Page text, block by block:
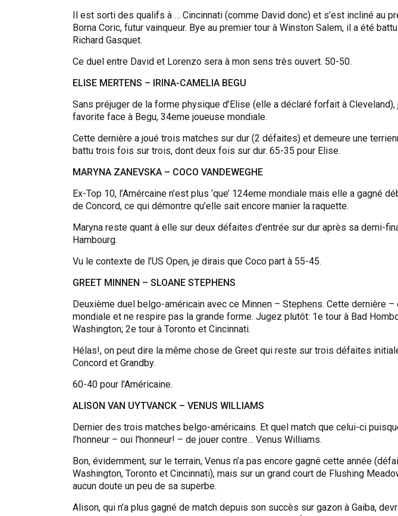
Il est sorti des qualifs à … Cincinnati (comme David donc) et s’est incliné au
Borna Coric, futur vainqueur. Bye au premier tour à Winston Salem, il a été
Richard Gasquet.
Ce duel entre David et Lorenzo sera à mon sens très ouvert. 50-50.
ELISE MERTENS – IRINA-CAMELIA BEGU
Sans préjuger de la forme physique d’Elise (elle a déclaré forfait à Cleveland),
favorite face à Begu, 34eme joueuse mondiale.
Cette dernière a joué trois matches sur dur (2 défaites) et demeure une
battu trois fois sur trois, dont deux fois sur dur. 65-35 pour Elise.
MARYNA ZANEVSKA – COCO VANDEWEGHE
Ex-Top 10, l’Amércaine n’est plus ‘que’ 124eme mondiale mais elle a gagné
de Concord, ce qui démontre qu’elle sait encore manier la raquette.
Maryna reste quant à elle sur deux défaites d’entrée sur dur après sa demi-
Hambourg.
Vu le contexte de l’US Open, je dirais que Coco part à 55-45.
GREET MINNEN – SLOANE STEPHENS
Deuxième duel belgo-américain avec ce Minnen – Stephens. Cette dernière
mondiale et ne respire pas la grande forme. Jugez plutôt: 1e tour à Bad
Washington; 2e tour à Toronto et Cincinnati.
Hélas!, on peut dire la même chose de Greet qui reste sur trois défaites
Concord et Grandby.
60-40 pour l’Américaine.
ALISON VAN UYTVANCK – VENUS WILLIAMS
Dernier des trois matches belgo-américains. Et quel match que celui-ci
l’honneur – oui l’honneur! – de jouer contre… Venus Williams.
Bon, évidemment, sur le terrain, Venus n’a pas encore gagné cette année
Washington, Toronto et Cincinnati), mais sur un grand court de Flushing
aucun doute un peu de sa superbe.
Alison, qui n’a plus gagné de match depuis son succès sur gazon à Gaiba,